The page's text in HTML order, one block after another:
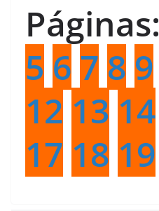
Páginas:
5 6 7 8 9
12 13 14
17 18 19